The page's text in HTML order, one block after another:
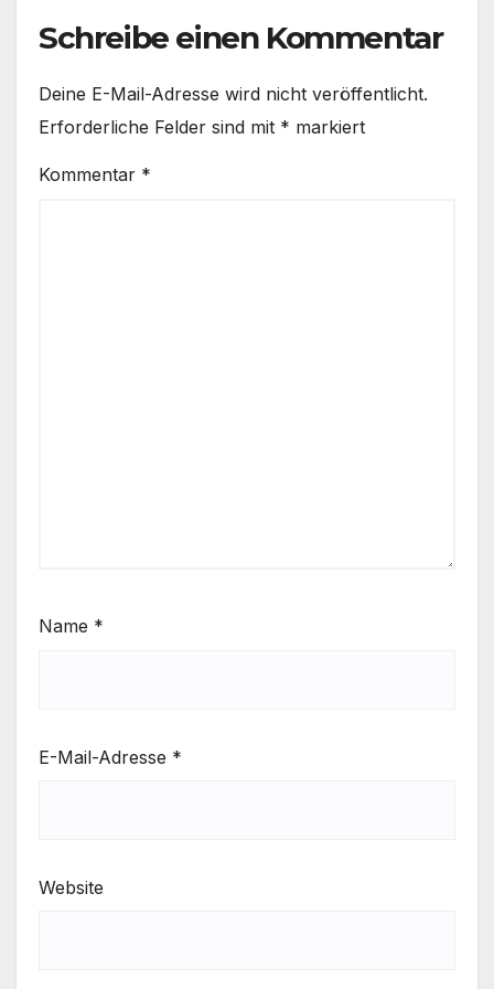
Schreibe einen Kommentar
Deine E-Mail-Adresse wird nicht veröffentlicht.
Erforderliche Felder sind mit * markiert
Kommentar *
Name *
E-Mail-Adresse *
Website